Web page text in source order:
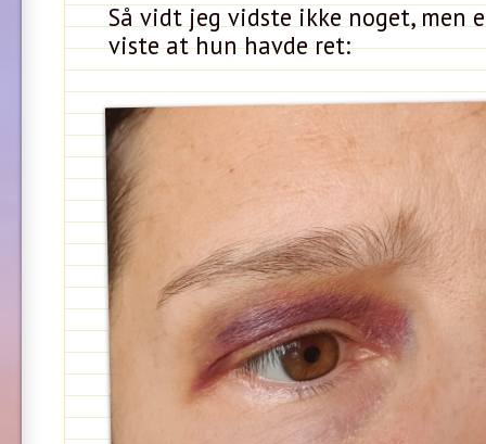
Så vidt jeg vidste ikke noget, men
viste at hun havde ret: